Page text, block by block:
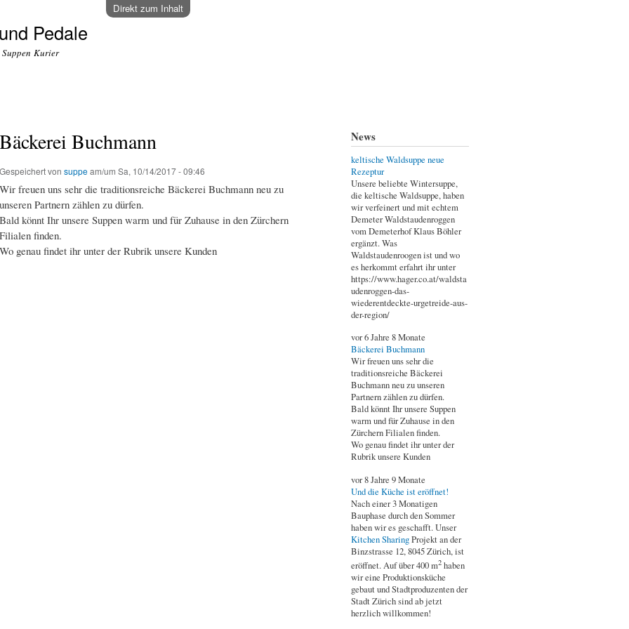
Direkt zum Inhalt
Pedale
Kurier
Bäckerei Buchmann
Gespeichert von suppeam/um Sa, 10/14/2017 - 09:46
Wir freuen uns sehr die traditionsreiche Bäckerei Buchmann neu zu
unseren Partnern zählen zu dürfen.
Bald könnt Ihr unsere Suppen warm und für Zuhause in den Zürchern
Filialen finden.
Wo genau findet ihr unter der Rubrik unsere Kunden
News
keltische Waldsuppe neue
Rezeptur
Unsere beliebte Wintersuppe,
die keltische Waldsuppe, haben
wir verfeinert und mit echtem
Demeter Waldstaudenroggen
vom Demeterhof Klaus Böhler
ergänzt. Was
Waldstaudenroogen ist und wo
es herkommt erfahrt ihr unter
https://www.hager.co.at/waldsta
udenroggen-das-
wiederentdeckte-urgetreide-aus-
der-region/
vor6 Jahre 8 Monate
Bäckerei Buchmann
Wir freuen uns sehr die
traditionsreiche Bäckerei
Buchmann neu zu unseren
Partnern zählen zu dürfen.
Bald könnt Ihr unsere Suppen
warm und für Zuhause in den
Zürchern Filialen finden.
Wo genau findet ihr unter der
Rubrik unsere Kunden
vor8 Jahre 9 Monate
Und die Küche ist eröffnet!
Nach einer 3 Monatigen
Bauphase durch den Sommer
haben wir es geschafft. Unser
Kitchen SharingProjekt an der
Binzstrasse 12, 8045 Zürich, ist
eröffnet. Auf über 400 m2 haben
wir eine Produktionsküche
gebaut und Stadtproduzenten der
Stadt Zürich sind ab jetzt
herzlich willkommen!